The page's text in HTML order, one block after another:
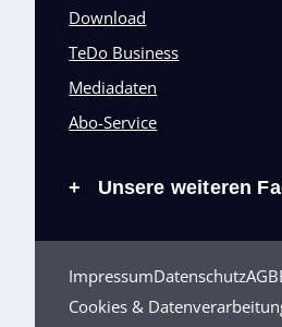
Download
TeDo Business
Mediadaten
Abo-Service
+ Unsere weiteren
ImpressumDatenschutzAGB
Cookies &